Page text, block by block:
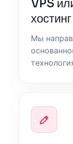
VPS
хостинг
Мы